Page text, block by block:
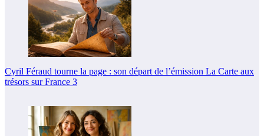
Cyril Féraud tourne la page : son départ de l’émission La Carte aux
trésors sur France 3